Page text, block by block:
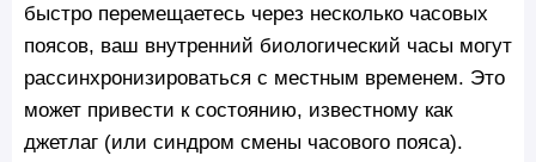
быстро перемещаетесь через несколько часовых
поясов, ваш внутренний биологический часы могут
рассинхронизироваться с местным временем. Это
может привести к состоянию, известному как
джетлаг (или синдром смены часового пояса).